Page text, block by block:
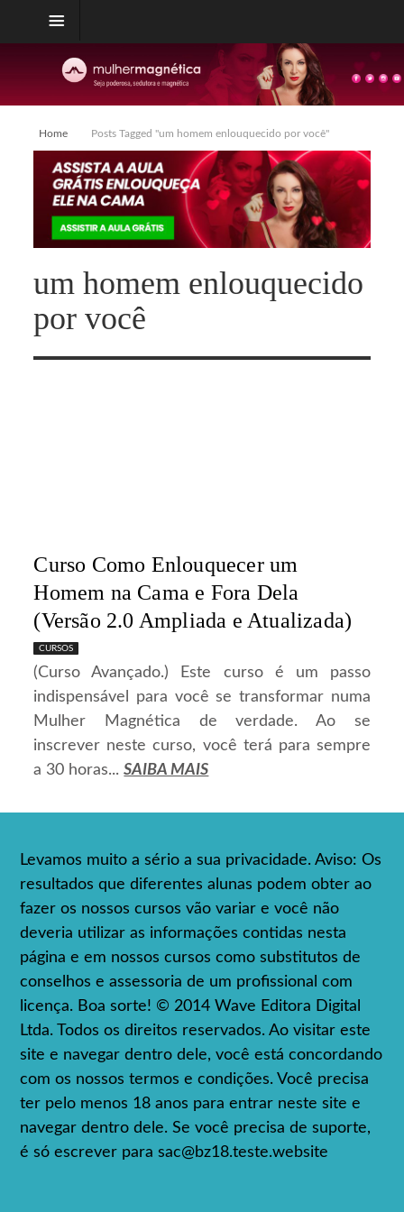
Home Posts Tagged "um homem enlouquecido por você"
um homem enlouquecido
por você
Curso Como Enlouquecer um
Homem na Cama e Fora Dela
(Versão 2.0 Ampliada e Atualizada)
CURSOS
(Curso Avançado.) Este curso é um passo
indispensável para você se transformar numa
Mulher Magnética de verdade. Ao se
inscrever neste curso, você terá para sempre
a 30 horas...SAIBA MAIS
Levamos muito a sério a sua privacidade. Aviso: Os
resultados que diferentes alunas podem obter ao
fazer os nossos cursos vão variar e você não
deveria utilizar as informações contidas nesta
página e em nossos cursos como substitutos de
conselhos e assessoria de um profissional com
licença. Boa sorte! © 2014 Wave Editora Digital
Ltda. Todos os direitos reservados. Ao visitar este
site e navegar dentro dele, você está concordando
com os nossos termos e condições. Você precisa
ter pelo menos 18 anos para entrar neste site e
navegar dentro dele. Se você precisa de suporte,
é só escrever parasac@bz18.teste.website